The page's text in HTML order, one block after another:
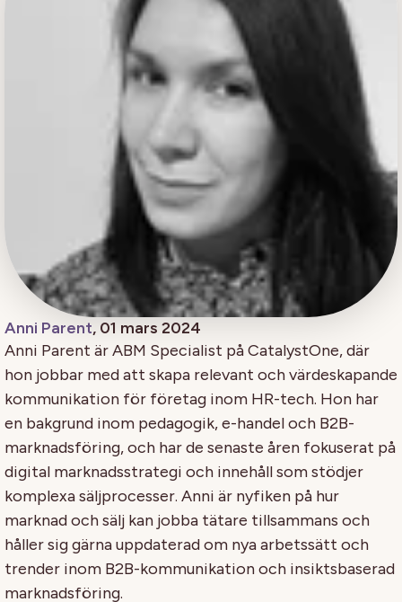
Anni Parent, 01 mars 2024
Anni Parent är ABM Specialist på CatalystOne, där
hon jobbar med att skapa relevant och värdeskapande
kommunikation för företag inom HR-tech. Hon har
en bakgrund inom pedagogik, e-handel och B2B-
marknadsföring, och har de senaste åren fokuserat på
digital marknadsstrategi och innehåll som stödjer
komplexa säljprocesser. Anni är nyfiken på hur
marknad och sälj kan jobba tätare tillsammans och
håller sig gärna uppdaterad om nya arbetssätt och
trender inom B2B-kommunikation och insiktsbaserad
marknadsföring.